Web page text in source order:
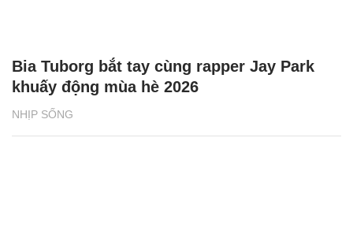
NHỊP SỐNG
Bia Tuborg bắt tay cùng rapper Jay Park
khuấy động mùa hè 2026